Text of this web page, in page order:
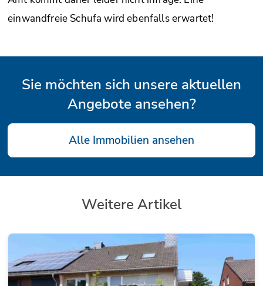
einwandfreie Schufa wird ebenfalls erwartet!
Sie möchten sich unsere aktuellen
Angebote ansehen?
Alle Immobilien ansehen
Weitere Artikel